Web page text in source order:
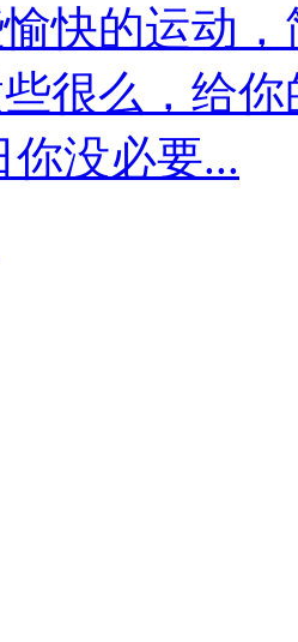
快的运动
很么，给
你没必要...